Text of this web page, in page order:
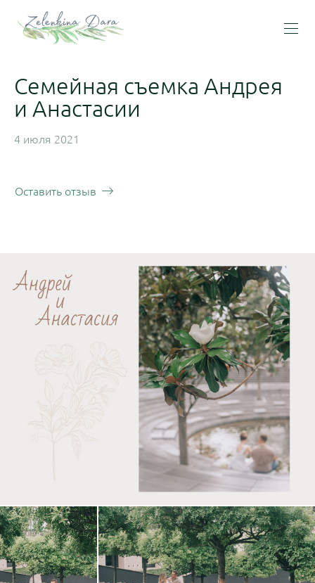
Семейная съемка Андрея
и Анастасии
4 июля 2021
Оставить отзыв